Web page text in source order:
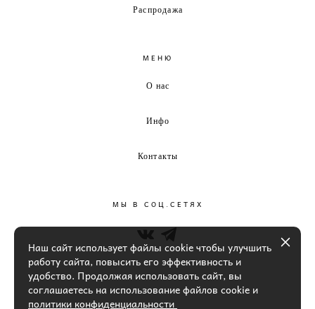
Распродажа
МЕНЮ
О нас
Инфо
Контакты
МЫ В СОЦ.СЕТЯХ
Наш сайт использует файлы cookie чтобы улучшить
работу сайта, повысить его эффективность и
удобство. Продолжая использовать сайт, вы
соглашаетесь на использование файлов cookie и
политики конфиденциальности